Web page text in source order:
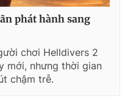
phát hành sang
chơi Helldivers 2
mới, nhưng thời gian
chậm trễ.